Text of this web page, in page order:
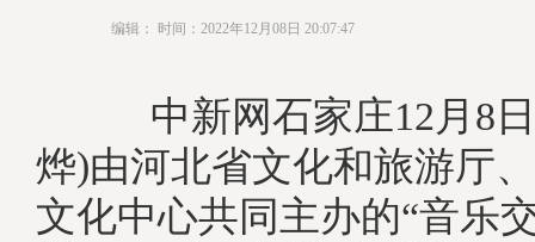
编辑： 时间：2022年12月08日 20:07:47
中新网石家庄12月8日
烨)由河北省文化和旅游厅
文化中心共同主办的“音乐